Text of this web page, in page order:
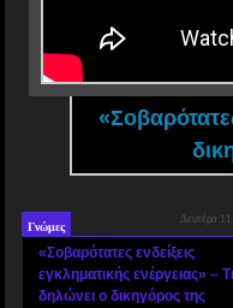
Γνώμες
Δευτέρα
«Σοβαρότατες ενδείξεις
εγκληματικής ενέργειας» – Τι
δηλώνει ο δικηγόρος της